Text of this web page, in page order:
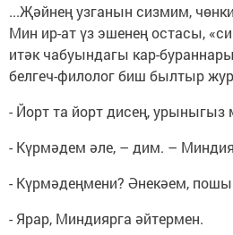
...Җәйнең узганын сизмим,
Мин ир-ат үз эшенең остасы,
итәк чабуындагы кар-
белгеч-филолог биш былтыр
- Йорт та йорт дисең,
- Күрмәдем әле, – дим. –
- Күрмәдеңмени? Әнекәем,
- Ярар, Миндиярга әйтермен.